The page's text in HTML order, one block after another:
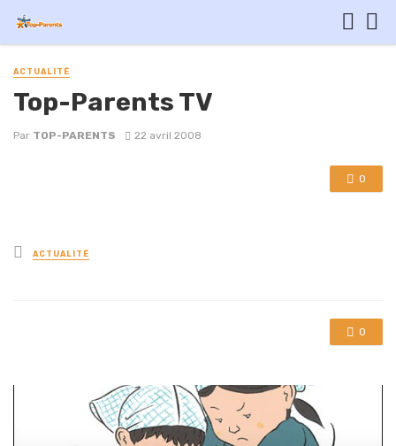
ACTUALITÉ
Top-Parents TV
Par TOP-PARENTS 22 avril 2008
0
Posted
in
ACTUALITÉ
0